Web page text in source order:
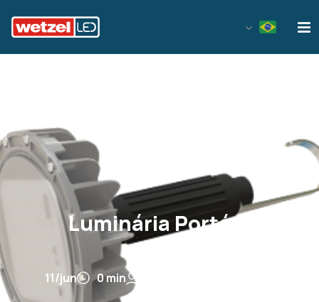
Luminária Portátil
11/jun 0 min